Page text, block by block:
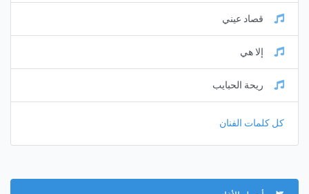
قصاد عيني
إلا هي
ريحة الحبايب
كل كلمات الفنان